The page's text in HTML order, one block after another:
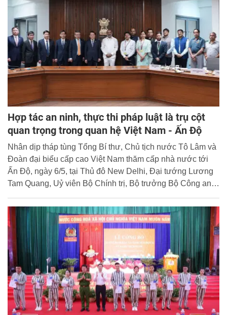
Sri Lanka.
Hợp tác an ninh, thực thi pháp luật là trụ cột
quan trọng trong quan hệ Việt Nam - Ấn Độ
Nhân dịp tháp tùng Tổng Bí thư, Chủ tịch nước Tô Lâm và
Đoàn đại biểu cấp cao Việt Nam thăm cấp nhà nước tới
Ấn Độ, ngày 6/5, tại Thủ đô New Delhi, Đại tướng Lương
Tam Quang, Uỷ viên Bộ Chính trị, Bộ trưởng Bộ Công an
vụ Ấn Độ. Cùng dự buổi tiếp có đại diện lãnh đạo các đơn
vị chức năng hai Bộ.